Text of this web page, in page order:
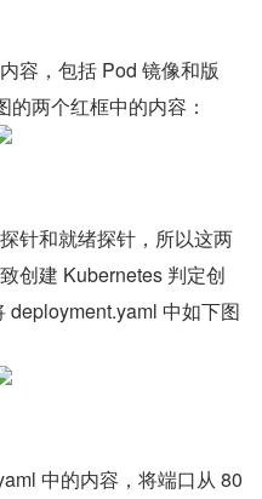
容，包括 Pod 镜像和版
两个红框中的内容：
针和就绪探针，所以这两
创建 Kubernetes 判定创
deployment.yaml 中如下图
中的内容，将端口从 80